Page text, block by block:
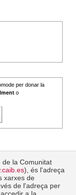
per donar la
o
de la Comunitat
), és l'adreça
xarxes de
de l'adreça per